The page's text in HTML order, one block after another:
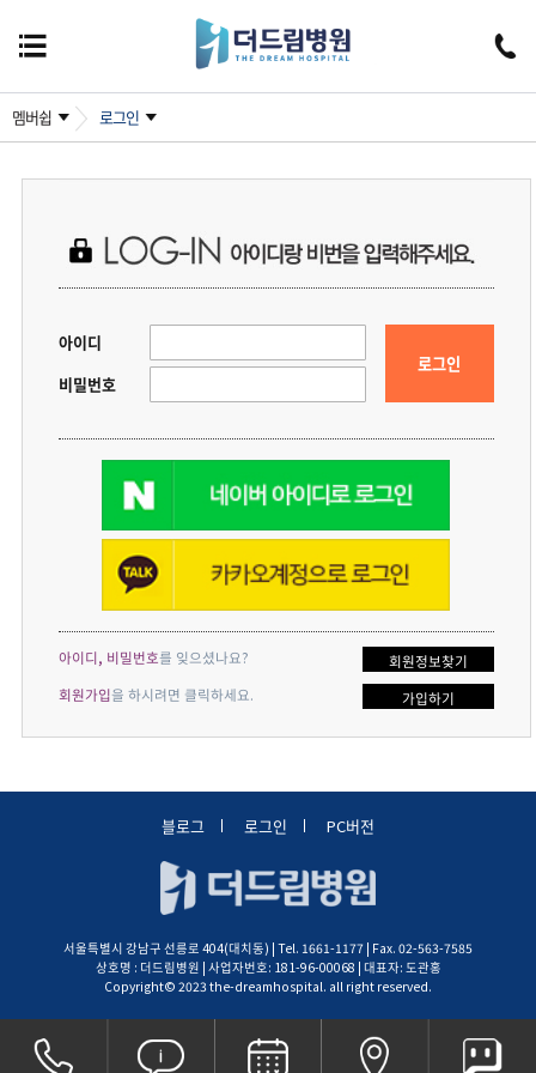
멤버쉽 로그인
아이디
비밀번호
로그인
아이디, 비밀번호를 잊으셨나요?
회원정보찾기
회원가입을 하시려면 클릭하세요. 가입하기
블로그 로그인 PC버전
서울특별시 강남구 선릉로 404(대치동) | Tel. 1661-1177 | Fax. 02-563-7585
상호명 : 더드림병원 | 사업자번호: 181-96-00068 | 대표자: 도관홍
Copyright© 2023 the-dreamhospital. all right reserved.